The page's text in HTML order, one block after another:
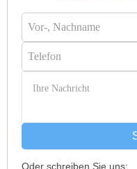
Die Tür wurde ohne
Nadine H. aus
Oder schreiben Sie uns: